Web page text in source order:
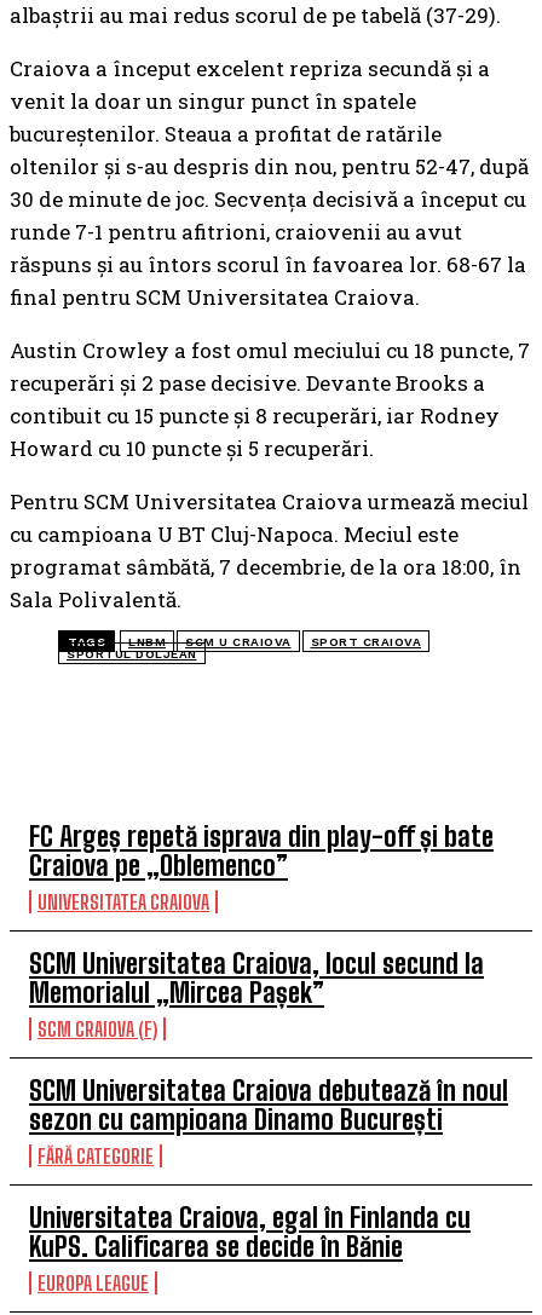
FC Argeș repetă isprava din play-off și bate
Craiova pe „Oblemenco”
UNIVERSITATEA CRAIOVA
SCM Universitatea Craiova, locul secund la
Memorialul „Mircea Pașek”
SCM CRAIOVA (F)
SCM Universitatea Craiova debutează în noul
sezon cu campioana Dinamo București
FĂRĂ CATEGORIE
Universitatea Craiova, egal în Finlanda cu
KuPS. Calificarea se decide în Bănie
EUROPA LEAGUE
albaștrii au mai redus scorul de pe tabelă (37-29).
Craiova a început excelent repriza secundă și a
venit la doar un singur punct în spatele
bucureștenilor. Steaua a profitat de ratările
oltenilor și s-au despris din nou, pentru 52-47, după
30 de minute de joc. Secvența decisivă a început cu
runde 7-1 pentru afitrioni, craiovenii au avut
răspuns și au întors scorul în favoarea lor. 68-67 la
final pentru SCM Universitatea Craiova.
Austin Crowley a fost omul meciului cu 18 puncte, 7
recuperări și 2 pase decisive. Devante Brooks a
contibuit cu 15 puncte și 8 recuperări, iar Rodney
Howard cu 10 puncte și 5 recuperări.
Pentru SCM Universitatea Craiova urmează meciul
cu campioana U BT Cluj-Napoca. Meciul este
programat sâmbătă, 7 decembrie, de la ora 18:00, în
Sala Polivalentă.
TAGS LNBM SCM U CRAIOVA
SPORT CRAIOVA
SPORTUL DOLJEAN